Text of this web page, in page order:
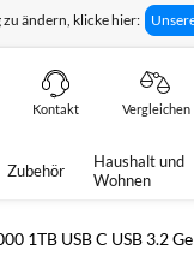
ändern, klicke hier:
Kontakt Vergleichen
Zubehör
Haushalt und
Wohnen
1TB USB C USB 3.2